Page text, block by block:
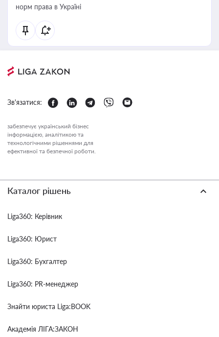
норм права в Україні
Зв'язатися:
забезпечує український бізнес
інформацією, аналітикою та
технологічними рішеннями для
ефективної та безпечної роботи.
Каталог рішень
Liga360: Керівник
Liga360: Юрист
Liga360: Бухгалтер
Liga360: PR-менеджер
Знайти юриста Liga:BOOK
Академія ЛІГА:ЗАКОН